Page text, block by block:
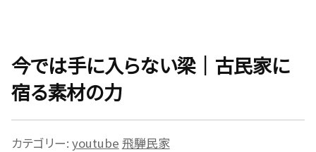
今では手に入らない梁｜古民家に
宿る素材の力
カテゴリー: youtube 飛騨民家